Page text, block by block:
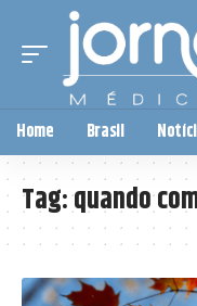
Home Brasil
Tag:quando